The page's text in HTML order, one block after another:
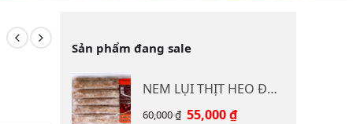
Sản phẩm đang sale
NEM LỤI THỊT HEO ĐB CP 400G
60,000₫ Giá
55,000₫Giá